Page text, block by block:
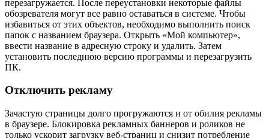
перезагружается. После переустановки некоторые файлы
обозревателя могут все равно оставаться в системе. Чтобы
избавиться от этих объектов, необходимо выполнить поиск
папок с названием браузера. Открыть «Мой компьютер»,
ввести название в адресную строку и удалить. Затем
установить последнюю версию программы и перезагрузить
ПК.
Отключить рекламу
Зачастую страницы долго прогружаются и от обилия рекламы
в браузере. Блокировка рекламных баннеров и роликов не
только ускорит загрузку веб-страниц и снизит потребление